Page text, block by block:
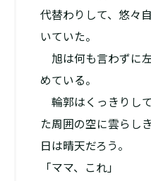
代替わりして、悠々
いていた。
旭は何も言わずに
めている。
輪郭はくっきりし
た周囲の空に雲らし
日は晴天だろう。
「ママ、これ」